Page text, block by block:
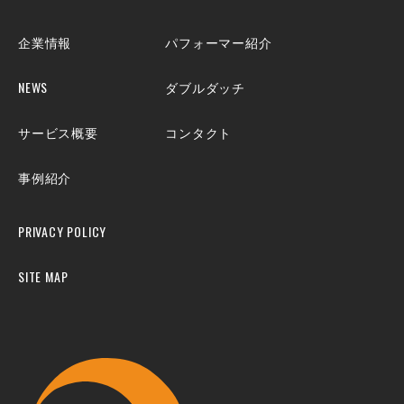
企業情報
NEWS
サービス概要
事例紹介
パフォーマー紹介
ダブルダッチ
コンタクト
PRIVACY POLICY
SITE MAP